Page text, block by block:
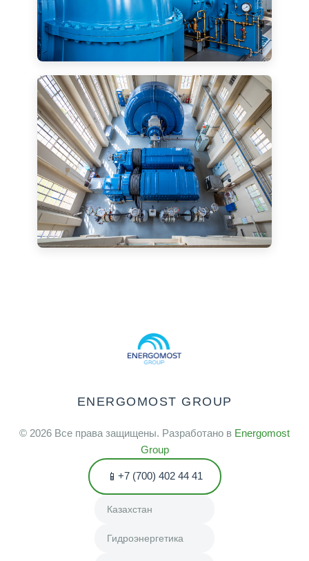
ENERGOMOST GROUP
© 2026 Все права защищены. Разработано в Energomost
Group
+7 (700) 402 44 41
Казахстан
Гидроэнергетика